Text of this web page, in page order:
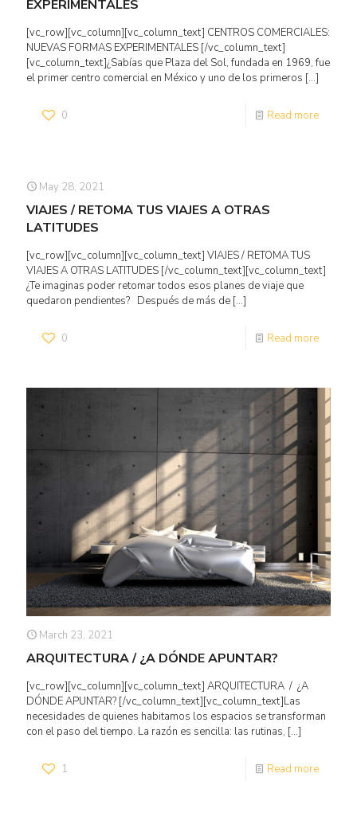
EXPERIMENTALES
[vc_row][vc_column][vc_column_text] CENTROS COMERCIALES:
NUEVAS FORMAS EXPERIMENTALES [/vc_column_text]
[vc_column_text]¿Sabías que Plaza del Sol, fundada en 1969, fue
el primer centro comercial en México y uno de los primeros […]
0 Read more
May 28, 2021
VIAJES / RETOMA TUS VIAJES A OTRAS
LATITUDES
[vc_row][vc_column][vc_column_text] VIAJES / RETOMA TUS
VIAJES A OTRAS LATITUDES [/vc_column_text][vc_column_text]
¿Te imaginas poder retomar todos esos planes de viaje que
quedaron pendientes? Después de más de […]
0 Read more
March 23, 2021
ARQUITECTURA / ¿A DÓNDE APUNTAR?
[vc_row][vc_column][vc_column_text] ARQUITECTURA / ¿A
DÓNDE APUNTAR? [/vc_column_text][vc_column_text]Las
necesidades de quienes habitamos los espacios se transforman
con el paso del tiempo. La razón es sencilla: las rutinas, […]
1 Read more